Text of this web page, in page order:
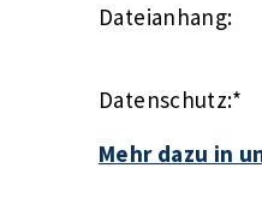
Dateianhang:
Datenschutz:*
Mehr dazu in